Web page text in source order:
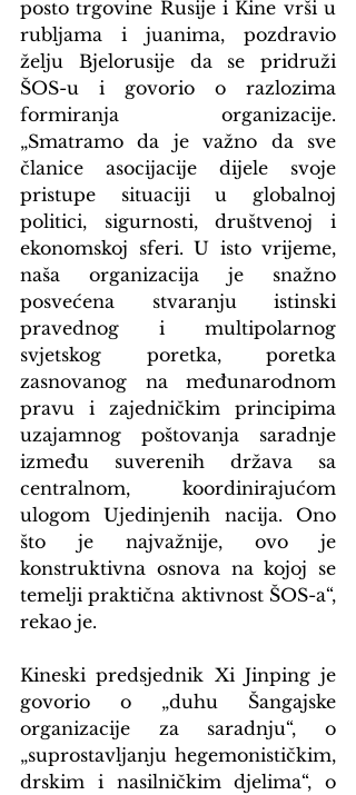
posto trgovine Rusije i Kine vrši u
rubljama i juanima, pozdravio
želju Bjelorusije da se pridruži
ŠOS-u i govorio o razlozima
formiranja organizacije.
„Smatramo da je važno da sve
članice asocijacije dijele svoje
pristupe situaciji u globalnoj
politici, sigurnosti, društvenoj i
ekonomskoj sferi. U isto vrijeme,
naša organizacija je snažno
posvećena stvaranju istinski
pravednog i multipolarnog
svjetskog poretka, poretka
zasnovanog na međunarodnom
pravu i zajedničkim principima
uzajamnog poštovanja saradnje
između suverenih država sa
centralnom, koordinirajućom
ulogom Ujedinjenih nacija. Ono
što je najvažnije, ovo je
konstruktivna osnova na kojoj se
temelji praktična aktivnost ŠOS-a“,
rekao je.
Kineski predsjednik Xi Jinping je
govorio o „duhu Šangajske
organizacije za saradnju“, o
„suprostavljanju hegemonističkim,
drskim i nasilničkim djelima“, o